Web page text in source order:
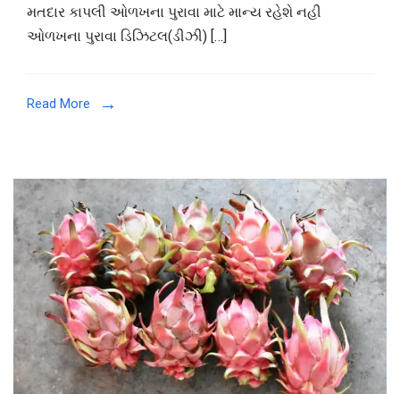
રજુ
મતદાર કાપલી ઓળખના પુરાવા માટે માન્ય રહેશે નહી
ઓળખના પુરાવા ડિઝિટલ(ડીઝી) […]
Read More